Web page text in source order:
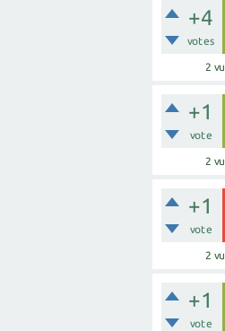
+4
votes
2
+1
vote
2
+1
vote
2
+1
vote